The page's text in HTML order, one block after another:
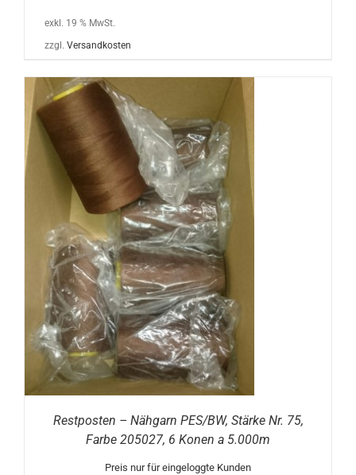
exkl. 19 % MwSt.
zzgl. Versandkosten
Restposten – Nähgarn PES/BW, Stärke Nr. 75,
Farbe 205027, 6 Konen a 5.000m
Preis nur für eingeloggte Kunden